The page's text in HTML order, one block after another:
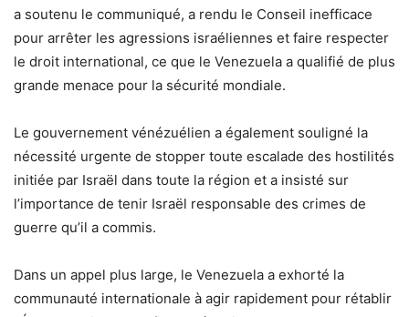
a soutenu le communiqué, a rendu le Conseil inefficace
pour arrêter les agressions israéliennes et faire respecter
le droit international, ce que le Venezuela a qualifié de plus
grande menace pour la sécurité mondiale.
Le gouvernement vénézuélien a également souligné la
nécessité urgente de stopper toute escalade des hostilités
initiée par Israël dans toute la région et a insisté sur
l’importance de tenir Israël responsable des crimes de
guerre qu’il a commis.
Dans un appel plus large, le Venezuela a exhorté la
communauté internationale à agir rapidement pour rétablir